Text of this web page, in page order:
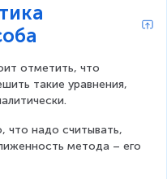
отметить, что
такие уравнения,
что надо считывать,
метода – его